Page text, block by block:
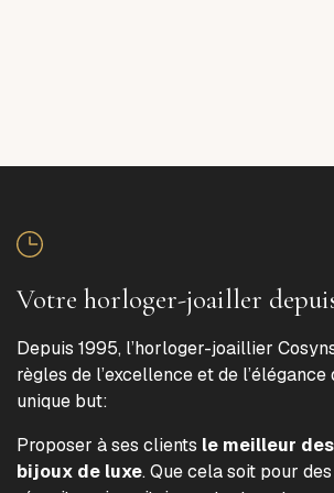
Votre horloger-joailler
Depuis 1995, l’horloger-joaillier
règles de l’excellence et de
unique but:
Proposer à ses clients le meilleur
bijoux de luxe. Que cela soit pour